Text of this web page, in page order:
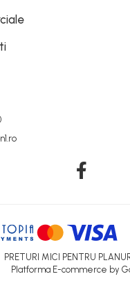
PRETURI MICI PENTRU
Platforma E-commerce by